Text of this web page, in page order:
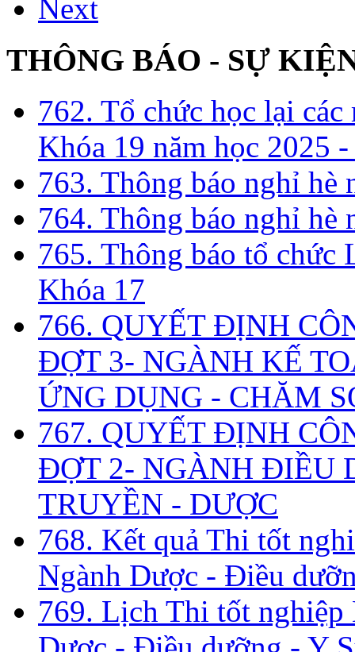
Next
THÔNG BÁO - SỰ
762. Tổ chức học lại
Khóa 19 năm học 2025
763. Thông báo nghỉ hè
764. Thông báo nghỉ hè
765. Thông báo tổ chức
Khóa 17
766. QUYẾT ĐỊNH
ĐỢT 3- NGÀNH KẾ
ỨNG DỤNG - CHĂM
767. QUYẾT ĐỊNH
ĐỢT 2- NGÀNH ĐIỀU
TRUYỀN - DƯỢC
768. Kết quả Thi tốt
Ngành Dược - Điều
769. Lịch Thi tốt